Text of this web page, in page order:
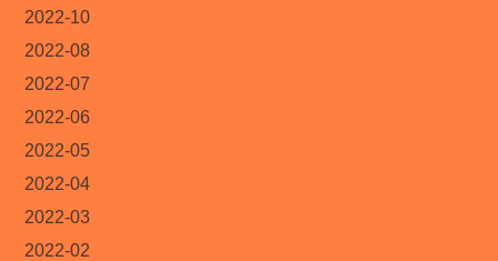
2022-10
2022-08
2022-07
2022-06
2022-05
2022-04
2022-03
2022-02